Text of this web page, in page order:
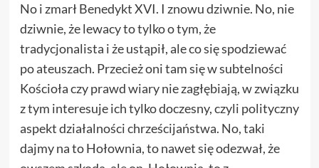
No i zmarł Benedykt XVI. I znowu dziwnie. No, nie
dziwnie, że lewacy to tylko o tym, że
tradycjonalista i że ustąpił, ale co się spodziewać
po ateuszach. Przecież oni tam się w subtelności
Kościoła czy prawd wiary nie zagłębiają, w związku
z tym interesuje ich tylko doczesny, czyli polityczny
aspekt działalności chrześcijaństwa. No, taki
dajmy na to Hołownia, to nawet się odezwał, że